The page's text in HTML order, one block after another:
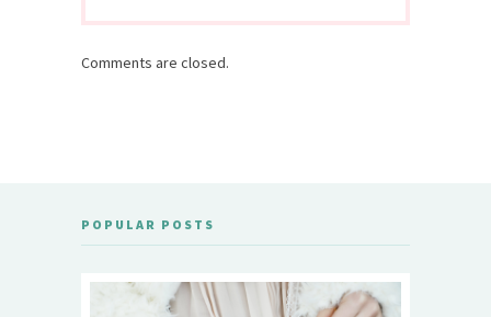
Comments are closed.
POPULAR POSTS